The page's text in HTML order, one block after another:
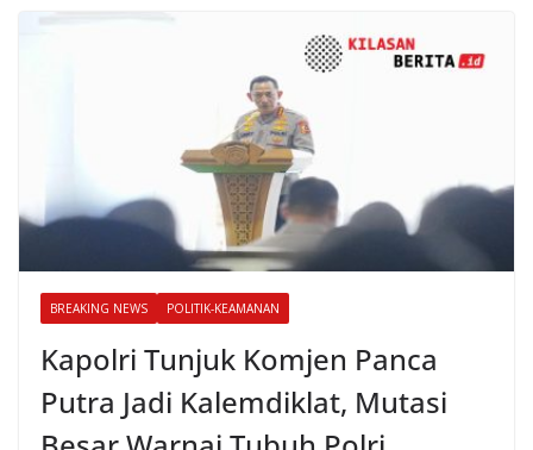
BREAKING NEWS POLITIK-KEAMANAN
Kapolri Tunjuk Komjen Panca
Putra Jadi Kalemdiklat, Mutasi